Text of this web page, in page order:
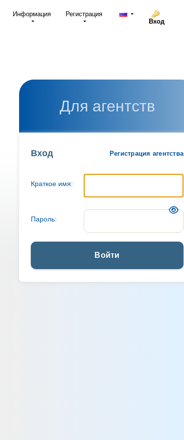
Информация
Регистрация
Вход
Для агентств
Вход Регистрация агентства
Краткое имя:
Пароль:
Войти